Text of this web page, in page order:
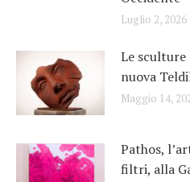
Luglio 2, 2026
Le
nuova
Maggio 14,
Pathos,
filtri, alla